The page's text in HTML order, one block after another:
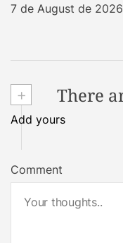
7 de August de 2026
+ There
Add yours
Comment